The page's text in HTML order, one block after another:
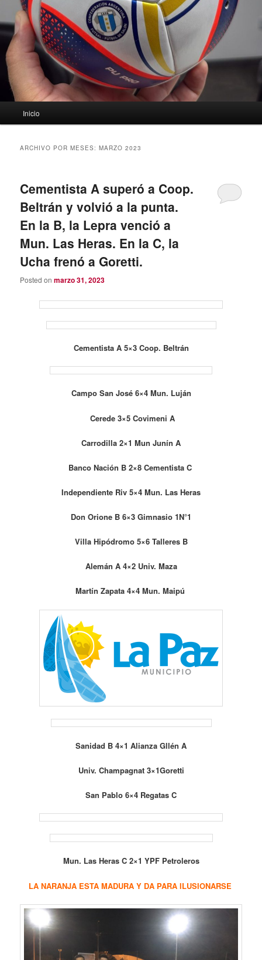
Inicio
ARCHIVO POR MESES:MARZO 2023
Cementista A superó a Coop.
Beltrán y volvió a la punta.
En la B, la Lepra venció a
Mun. Las Heras. En la C, la
Ucha frenó a Goretti.
Posted onmarzo 31, 2023
Cementista A 5×3 Coop. Beltrán
Campo San José 6×4 Mun. Luján
Cerede 3×5 Covimeni A
Carrodilla 2×1 Mun Junín A
Banco Nación B 2×8 Cementista C
Independiente Riv 5×4 Mun. Las Heras
Don Orione B 6×3 Gimnasio 1N°1
Villa Hipódromo 5×6 Talleres B
Alemán A 4×2 Univ. Maza
Martín Zapata 4×4 Mun. Maipú
Sanidad B 4×1 Alianza Gllén A
Univ. Champagnat 3×1Goretti
San Pablo 6×4 Regatas C
Mun. Las Heras C 2×1 YPF Petroleros
LA NARANJA ESTA MADURA Y DA PARA ILUSIONARSE